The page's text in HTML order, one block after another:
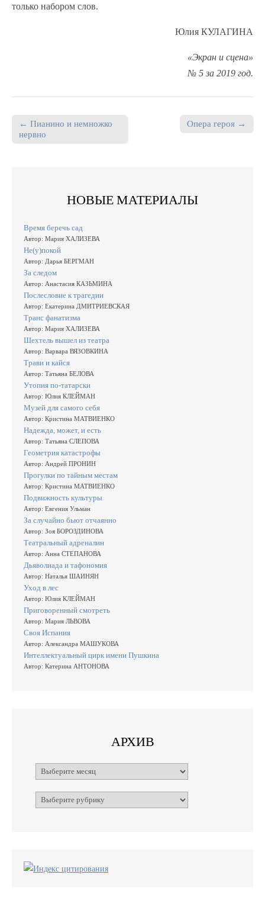
только набором слов.
Юлия КУЛАГИНА
«Экран и сцена»
№ 5 за 2019 год.
Post navigation
← Пианино и немножко
нервно
Опера героя →
НОВЫЕ МАТЕРИАЛЫ
Время беречь сад
Автор: Мария ХАЛИЗЕВА
Не(у)покой
Автор: Дарья БЕРГМАН
За следом
Автор: Анастасия КАЗЬМИНА
Послесловие к трагедии
Автор: Екатерина ДМИТРИЕВСКАЯ
Транс фанатизма
Автор: Мария ХАЛИЗЕВА
Шехтель вышел из театра
Автор: Варвара ВЯЗОВКИНА
Трави и кайся
Автор: Татьяна БЕЛОВА
Утопия по-татарски
Автор: Юлия КЛЕЙМАН
Музей для самого себя
Автор: Кристина МАТВИЕНКО
Надежда, может, и есть
Автор: Татьяна СЛЕПОВА
Геометрия катастрофы
Автор: Андрей ПРОНИН
Прогулки по тайным местам
Автор: Кристина МАТВИЕНКО
Подвижность культуры
Автор: Евгения Ульман
За случайно бьют отчаянно
Автор: Зоя БОРОЗДИНОВА
Театральный адреналин
Автор: Анна СТЕПАНОВА
Дьяволиада и тафономия
Автор: Наталья ШАИНЯН
Уход в лес
Автор: Юлия КЛЕЙМАН
Приговоренный смотреть
Автор: Мария ЛЬВОВА
Своя Испания
Автор: Александра МАШУКОВА
Интеллектуальный цирк имени Пушкина
Автор: Катерина АНТОНОВА
АРХИВ
Архивы
Рубрики